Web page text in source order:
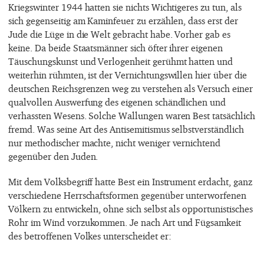
Kriegswinter 1944 hatten sie nichts Wichtigeres zu tun, als
sich gegenseitig am Kaminfeuer zu erzählen, dass erst der
Jude die Lüge in die Welt gebracht habe. Vorher gab es
keine. Da beide Staatsmänner sich öfter ihrer eigenen
Täuschungskunst und Verlogenheit gerühmt hatten und
weiterhin rühmten, ist der Vernichtungswillen hier über die
deutschen Reichsgrenzen weg zu verstehen als Versuch einer
qualvollen Auswerfung des eigenen schändlichen und
verhassten Wesens. Solche Wallungen waren Best tatsächlich
fremd. Was seine Art des Antisemitismus selbstverständlich
nur methodischer machte, nicht weniger vernichtend
gegenüber den Juden.
Mit dem Volksbegriff hatte Best ein Instrument erdacht, ganz
verschiedene Herrschaftsformen gegenüber unterworfenen
Völkern zu entwickeln, ohne sich selbst als opportunistisches
Rohr im Wind vorzukommen. Je nach Art und Fügsamkeit
des betroffenen Volkes unterscheidet er: